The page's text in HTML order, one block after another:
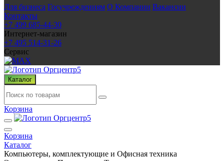
Для бизнеса Госучреждениям О Компании Вакансии
Контакты
+7 499 685-44-30
Интернет-магазин
+7 495 514-31-26
Сервис
Каталог
Корзина
Корзина
Каталог
Компьютеры, комплектующие и Офисная техника